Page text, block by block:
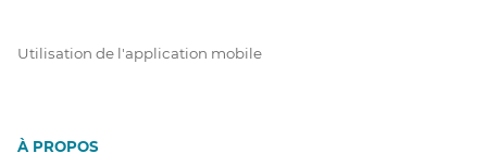
Utilisation de l'application mobile
À PROPOS